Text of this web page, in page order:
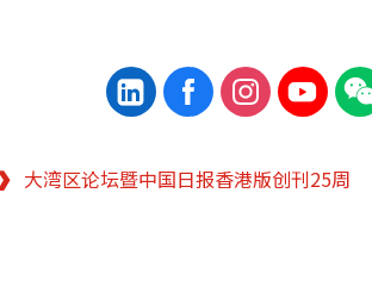
大湾区论坛暨中国日报香港版创刊25周